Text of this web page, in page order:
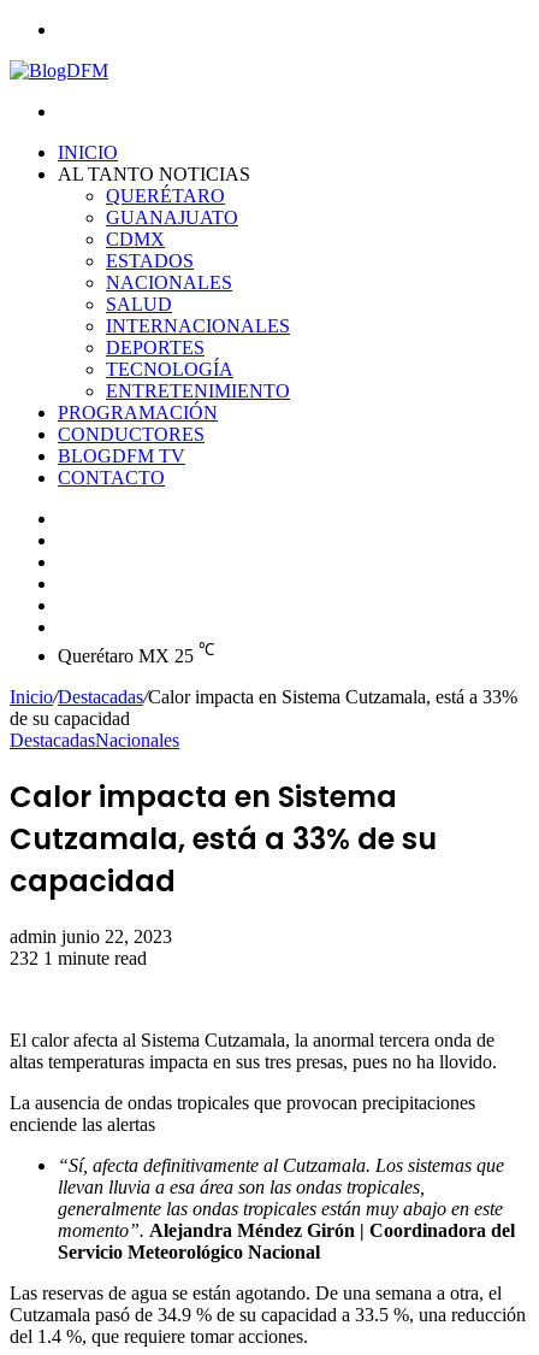
INICIO
AL TANTO NOTICIAS
QUERÉTARO
GUANAJUATO
CDMX
ESTADOS
NACIONALES
SALUD
INTERNACIONALES
DEPORTES
TECNOLOGÍA
ENTRETENIMIENTO
PROGRAMACIÓN
CONDUCTORES
BLOGDFM TV
CONTACTO
Querétaro MX 25 ℃
Inicio/Destacadas/Calor impacta en Sistema Cutzamala, está a 33%
de su capacidad
DestacadasNacionales
Calor impacta en Sistema
Cutzamala, está a 33% de su
capacidad
admin Send
an
junio 22, 2023
232 1 minute read
El calor afecta al Sistema Cutzamala, la anormal tercera onda de
altas temperaturas impacta en sus tres presas, pues no ha llovido.
La ausencia de ondas tropicales que provocan precipitaciones
enciende las alertas
“Sí, afecta definitivamente al Cutzamala. Los sistemas que
llevan lluvia a esa área son las ondas tropicales,
generalmente las ondas tropicales están muy abajo en este
momento”. Alejandra Méndez Girón | Coordinadora del
Servicio Meteorológico Nacional
Las reservas de agua se están agotando. De una semana a otra, el
Cutzamala pasó de 34.9 % de su capacidad a 33.5 %, una reducción
del 1.4 %, que requiere tomar acciones.